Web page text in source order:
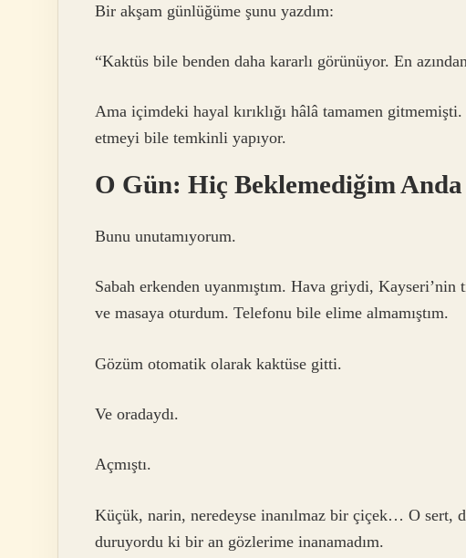
Bir akşam günlüğüme şunu yazdım:
“Kaktüs bile benden daha kararlı görünüyor. En
Ama içimdeki hayal kırıklığı hâlâ tamamen
etmeyi bile temkinli yapıyor.
O Gün: Hiç Beklemediğim Anda
Bunu unutamıyorum.
Sabah erkenden uyanmıştım. Hava griydi,
ve masaya oturdum. Telefonu bile elime almamıştım.
Gözüm otomatik olarak kaktüse gitti.
Ve oradaydı.
Açmıştı.
Küçük, narin, neredeyse inanılmaz bir çiçek… O sert,
duruyordu ki bir an gözlerime inanamadım.